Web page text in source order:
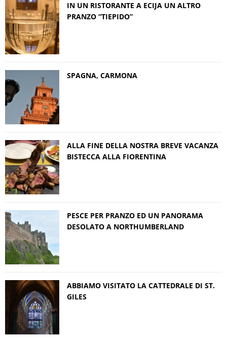
IN UN RISTORANTE A ECIJA UN ALTRO
PRANZO “TIEPIDO”
SPAGNA, CARMONA
ALLA FINE DELLA NOSTRA BREVE VACANZA
BISTECCA ALLA FIORENTINA
PESCE PER PRANZO ED UN PANORAMA
DESOLATO A NORTHUMBERLAND
ABBIAMO VISITATO LA CATTEDRALE DI ST.
GILES